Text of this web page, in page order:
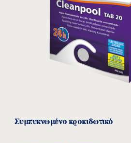
Συμπυκνωμένο κροκιδωτικό